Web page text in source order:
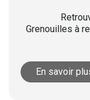
Grenouilles à
En savoir